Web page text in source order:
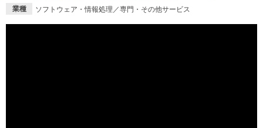
業種 ソフトウェア・情報処理／専門・その他サービス